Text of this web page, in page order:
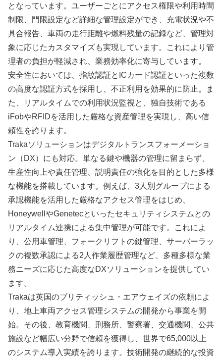
となっています。ユーザーごとにアクセス権限や利用時間
制限、門限設定など詳細な管理設定ができ、充電状況や不
具合報告、車両の走行距離や燃料残量の記録など、管理対
象に応じたカスタマイズも実現しています。これにより管
理者の負担が軽減され、業務効率化に寄与しています。
安全性においては、指紋認証とICカード認証といった複数
の高度な認証方式を採用し、不正利用を効果的に防止。ま
た、リアルタイムでの利用状況監視と、独自技術である
iFobやRFIDを活用した厳格な資産管理を実現し、高い信
頼性を誇ります。
Trakaソリューションはデジタルトランスフォーメーショ
ン（DX）にも対応。単なる鍵や機器の管理に留まらず、
生産性向上や責任管理、説明責任の強化を目的とした多様
な機能を搭載しています。例えば、3人別グループによる
承認機能を活用した厳格なアクセス管理をはじめ、
HoneywellやGenetecといったセキュリティシステムとの
リアルタイム連携による集中管理が可能です。これによ
り、公用車管理、フォークリフトの鍵管理、サーバーラッ
クの複数承認による2人作業履歴管理など、多種多様な業
務ニーズに応じた高度なDXソリューションを提供してい
ます。
Trakaは英国のブリティッシュ・エアウェイズの依頼によ
り、地上車両アクセス管理システムの開発から事業を開
始。その後、教育機関、刑務所、警察署、交通機関、公共
施設など幅広い分野で信頼を獲得し、世界で65,000以上
のシステム導入実績を誇ります。技術開発の継続的な投資